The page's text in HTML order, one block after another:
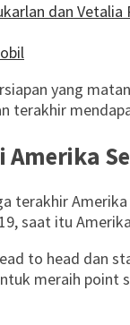
dan Vetalia
yang
Amerika
saat itu
to head
meraih point